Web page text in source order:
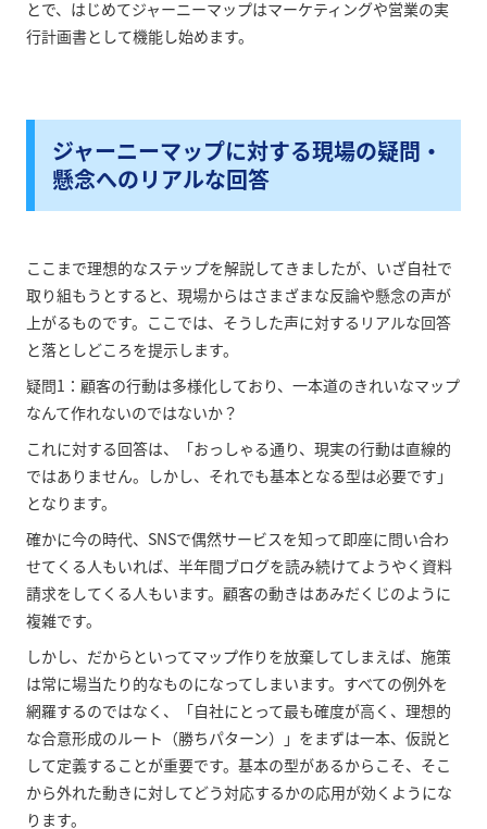
とで、はじめてジャーニーマップはマーケティングや営業の実
行計画書として機能し始めます。
ジャーニーマップに対する現場の疑問・
懸念へのリアルな回答
ここまで理想的なステップを解説してきましたが、いざ自社で
取り組もうとすると、現場からはさまざまな反論や懸念の声が
上がるものです。ここでは、そうした声に対するリアルな回答
と落としどころを提示します。
疑問1：顧客の行動は多様化しており、一本道のきれいなマップ
なんて作れないのではないか？
これに対する回答は、「おっしゃる通り、現実の行動は直線的
ではありません。しかし、それでも基本となる型は必要です」
となります。
確かに今の時代、SNSで偶然サービスを知って即座に問い合わ
せてくる人もいれば、半年間ブログを読み続けてようやく資料
請求をしてくる人もいます。顧客の動きはあみだくじのように
複雑です。
しかし、だからといってマップ作りを放棄してしまえば、施策
は常に場当たり的なものになってしまいます。すべての例外を
網羅するのではなく、「自社にとって最も確度が高く、理想的
な合意形成のルート（勝ちパターン）」をまずは一本、仮説と
して定義することが重要です。基本の型があるからこそ、そこ
から外れた動きに対してどう対応するかの応用が効くようにな
ります。